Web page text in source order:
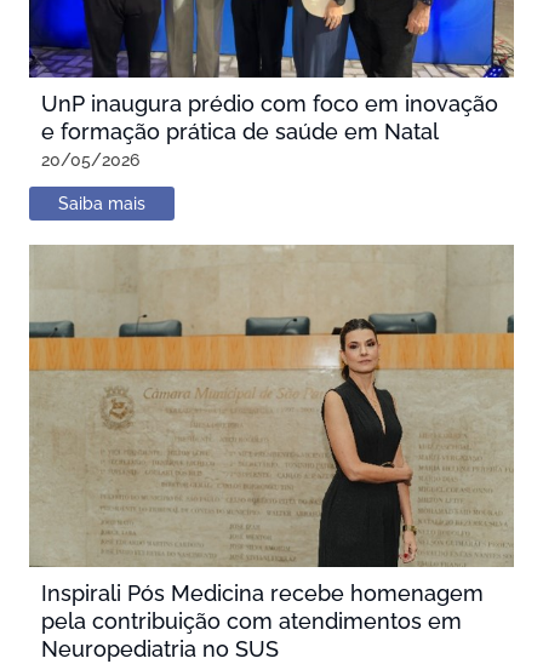
UnP inaugura prédio com foco em inovação
e formação prática de saúde em Natal
20/05/2026
Saiba mais
Inspirali Pós Medicina recebe homenagem
pela contribuição com atendimentos em
Neuropediatria no SUS